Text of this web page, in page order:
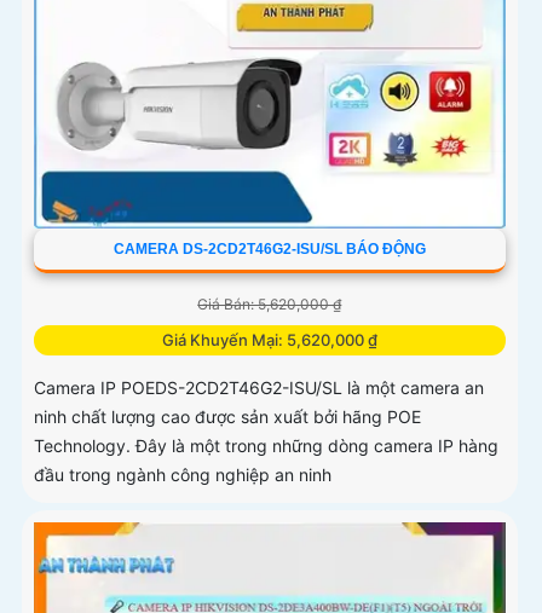
CAMERA DS-2CD2T46G2-ISU/SL BÁO ĐỘNG
Giá Bán: 5,620,000 ₫
Giá Khuyến Mại: 5,620,000 ₫
Camera IP POEDS-2CD2T46G2-ISU/SL là một camera an
ninh chất lượng cao được sản xuất bởi hãng POE
Technology. Đây là một trong những dòng camera IP hàng
đầu trong ngành công nghiệp an ninh